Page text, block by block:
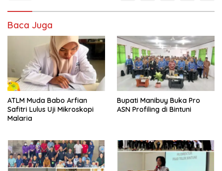
Baca Juga
ATLM Muda Babo Arfian
Safitri Lulus Uji Mikroskopi
Malaria
Bupati Manibuy Buka Pro
ASN Profiling di Bintuni